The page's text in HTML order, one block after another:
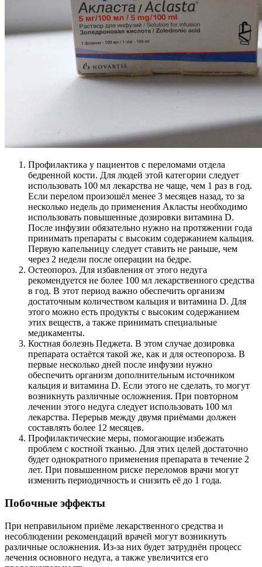
Профилактика у пациентов с переломами отдела
бедренной кости. Для людей этой категории следует
использовать 100 мл лекарства не чаще, чем 1 раз в год.
Если перелом произошёл менее 3 месяцев назад, то за
несколько недель до применения Акласты необходимо
использовать повышенные дозировки витамина D.
После инфузии обязательно нужно на протяжении года
принимать препараты с высоким содержанием кальция.
Первую капельницу следует ставить не раньше, чем
через 2 недели после операции на бедре.
Остеопороз. Для избавления от этого недуга
рекомендуется не более 100 мл лекарственного средства
в год. В этот период важно обеспечить организм
достаточным количеством кальция и витамина D. Для
этого можно есть продукты с высоким содержанием
этих веществ, а также принимать специальные
медикаменты.
Костная болезнь Педжета. В этом случае дозировка
препарата остаётся такой же, как и для остеопороза. В
первые несколько дней после инфузии нужно
обеспечить организм дополнительным источником
кальция и витамина D. Если этого не сделать, то могут
возникнуть различные осложнения. При повторном
лечении этого недуга следует использовать 100 мл
лекарства. Перерыв между двумя приёмами должен
составлять более 12 месяцев.
Профилактические меры, помогающие избежать
проблем с костной тканью. Для этих целей достаточно
будет однократного применения препарата в течение 2
лет. При повышенном риске переломов врачи могут
изменить периодичность и снизить её до 1 года.
Побочные эффекты
При неправильном приёме лекарственного средства и
несоблюдении рекомендаций врачей могут возникнуть
различные осложнения. Из-за них будет затруднён процесс
лечения основного недуга, а также увеличится его